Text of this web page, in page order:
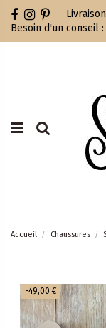
Besoin d'un conseil
Accueil Chaussures
-49,00 €